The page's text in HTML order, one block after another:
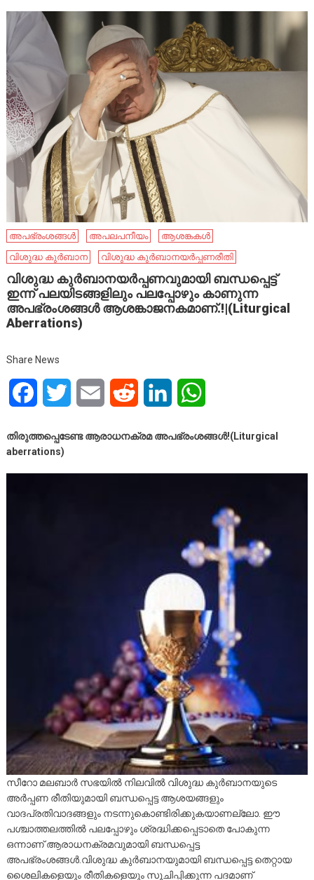
അപഭ്രംശങ്ങൾ അപലപനീയം
ആശങ്കകൾ
വിശുദ്ധ കുർബാന
വിശുദ്ധ കുർബാനയർപ്പണരീതി
വിശുദ്ധ കുർബാനയർപ്പണവുമായി ബന്ധപ്പെട്ട്
ഇന്ന് പലയിടങ്ങളിലും പലപ്പോഴും കാണുന്ന
അപഭ്രംശങ്ങൾ ആശങ്കാജനകമാണ്.!|(Liturgical
Aberrations)
Share News
FacebookTwitter Email Reddit LinkedIn
തിരുത്തപ്പെടേണ്ട ആരാധനക്രമ അപഭ്രംശങ്ങൾ!(Liturgical
aberrations)
സീറോ മലബാർ സഭയിൽ നിലവിൽ വിശുദ്ധ കുർബാനയുടെ
അർപ്പണ രീതിയുമായി ബന്ധപ്പെട്ട ആശയങ്ങളും
വാദപ്രതിവാദങ്ങളും നടന്നുകൊണ്ടിരിക്കുകയാണല്ലോ. ഈ
പശ്ചാത്തലത്തിൽ പലപ്പോഴും ശ്രദ്ധിക്കപ്പെടാതെ പോകുന്ന
ഒന്നാണ് ആരാധനക്രമവുമായി ബന്ധപ്പെട്ട
അപഭ്രംശങ്ങൾ.വിശുദ്ധ കുർബാനയുമായി ബന്ധപ്പെട്ട തെറ്റായ
ശൈലികളെയും രീതികളെയും സൂചിപ്പിക്കുന്ന പദമാണ്